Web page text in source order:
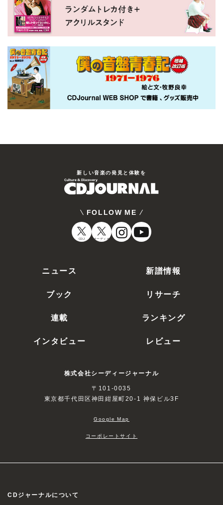
新しい⾳楽の発⾒と体験を
FOLLOW ME
CDJ オーディオ
ニュース
新譜情報
ブック
リサーチ
連載
ランキング
インタビュー
レビュー
株式会社シーディージャーナル
〒101-0035
東京都千代田区神田紺屋町20-1 神保ビル3F
Google Map
コーポレートサイト
CDジャーナルについて